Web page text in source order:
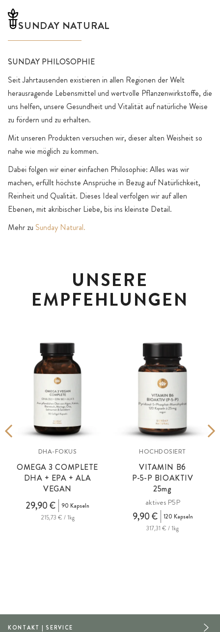
SUNDAY NATURAL
SUNDAY PHILOSOPHIE
Seit Jahrtausenden existieren in allen Regionen der Welt
herausragende Lebensmittel und wertvolle Pflanzenwirkstoffe, die
uns helfen, unsere Gesundheit und Vitalität auf natürliche Weise
zu fördern und zu erhalten.
Mit unseren Produkten versuchen wir, dieser alten Weisheit so
nahe wie möglich zu kommen.
Dabei folgen wir einer einfachen Philosophie: Alles was wir
machen, erfüllt höchste Ansprüche in Bezug auf Natürlichkeit,
Reinheit und Qualität. Dieses Ideal verfolgen wir auf allen
Ebenen, mit akribischer Liebe, bis ins kleinste Detail.
Mehr zu Sunday Natural.
UNSERE
EMPFEHLUNGEN
DHA-FOKUS
OMEGA 3 COMPLETE
DHA + EPA + ALA
VEGAN
29,90 €
90 Kapseln
215,73 € / 1kg
HOCHDOSIERT
VITAMIN B6
P-5-P BIOAKTIV
25mg
aktives P5P
9,90 €
120 Kapseln
317,31 € / 1kg
KONTAKT | SERVICE